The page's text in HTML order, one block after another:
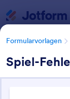
Formularvorlagen
Spiel-